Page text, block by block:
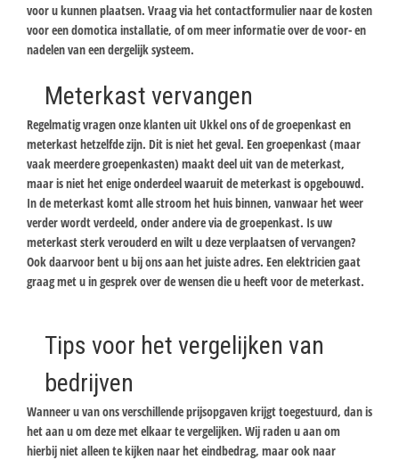
voor u kunnen plaatsen. Vraag via het contactformulier naar de kosten
voor een domotica installatie, of om meer informatie over de voor- en
nadelen van een dergelijk systeem.
Meterkast vervangen
Regelmatig vragen onze klanten uit Ukkel ons of de groepenkast en
meterkast hetzelfde zijn. Dit is niet het geval. Een groepenkast (maar
vaak meerdere groepenkasten) maakt deel uit van de meterkast,
maar is niet het enige onderdeel waaruit de meterkast is opgebouwd.
In de meterkast komt alle stroom het huis binnen, vanwaar het weer
verder wordt verdeeld, onder andere via de groepenkast. Is uw
meterkast sterk verouderd en wilt u deze verplaatsen of vervangen?
Ook daarvoor bent u bij ons aan het juiste adres. Een elektricien gaat
graag met u in gesprek over de wensen die u heeft voor de meterkast.
Tips voor het vergelijken van
bedrijven
Wanneer u van ons verschillende prijsopgaven krijgt toegestuurd, dan is
het aan u om deze met elkaar te vergelijken. Wij raden u aan om
hierbij niet alleen te kijken naar het eindbedrag, maar ook naar